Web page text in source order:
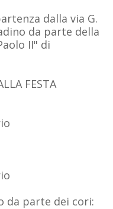
dalla via G.
da parte della
II" di
FESTA
da parte dei cori: